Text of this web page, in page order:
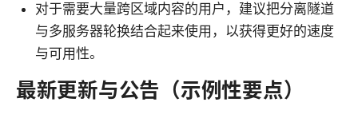
对于需要大量跨区域内容的用户，建议把分离隧道
与多服务器轮换结合起来使用，以获得更好的速度
与可用性。
最新更新与公告（示例性要点）